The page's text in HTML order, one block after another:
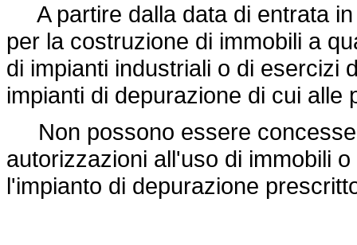
A partire dalla data di entrata
per la costruzione di immobili a
di impianti industriali o di esercizi
impianti di depurazione di cui alle
Non possono essere concesse
autorizzazioni all'uso di immobili
l'impianto di depurazione